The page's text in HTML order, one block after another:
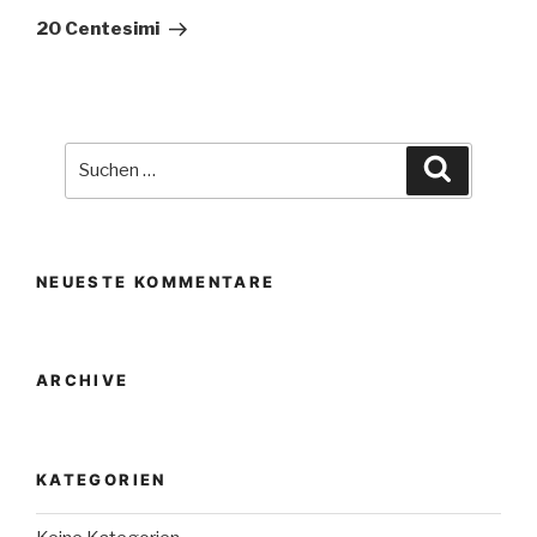
Beitrag
20 Centesimi
NEUESTE KOMMENTARE
ARCHIVE
KATEGORIEN